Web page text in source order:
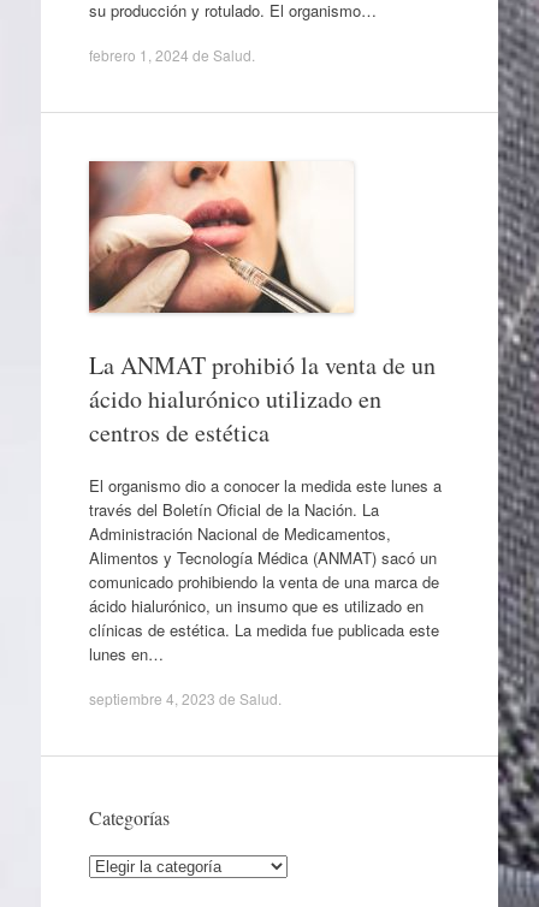
su producción y rotulado. El organismo…
febrero 1, 2024 de Salud
La ANMAT prohibió la venta de un
ácido hialurónico utilizado en
centros de estética
El organismo dio a conocer la medida este lunes a
través del Boletín Oficial de la Nación. La
Administración Nacional de Medicamentos,
Alimentos y Tecnología Médica (ANMAT) sacó un
comunicado prohibiendo la venta de una marca de
ácido hialurónico, un insumo que es utilizado en
clínicas de estética. La medida fue publicada este
lunes en…
septiembre 4, 2023 de Salud
Categorías
Categorías